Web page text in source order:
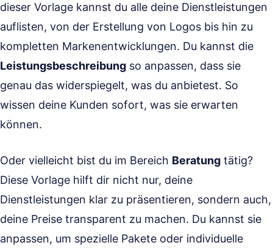
dieser Vorlage kannst du alle deine Dienstleistungen
auflisten, von der Erstellung von Logos bis hin zu
kompletten Markenentwicklungen. Du kannst die
Leistungsbeschreibung so anpassen, dass sie
genau das widerspiegelt, was du anbietest. So
wissen deine Kunden sofort, was sie erwarten
können.
Oder vielleicht bist du im Bereich Beratung tätig?
Diese Vorlage hilft dir nicht nur, deine
Dienstleistungen klar zu präsentieren, sondern auch,
deine Preise transparent zu machen. Du kannst sie
anpassen, um spezielle Pakete oder individuelle